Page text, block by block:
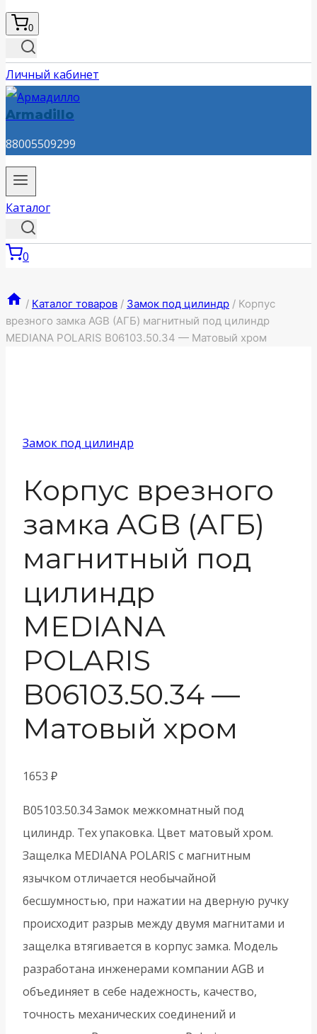
0
Личный кабинет
Armadillo
88005509299
Каталог
0
/ Каталог товаров / Замок под цилиндр / Корпус
врезного замка AGB (АГБ) магнитный под цилиндр
MEDIANA POLARIS B06103.50.34 — Матовый хром
Замок под цилиндр
Корпус врезного
замка AGB (АГБ)
магнитный под
цилиндр
MEDIANA
POLARIS
B06103.50.34 —
Матовый хром
1653 ₽
B05103.50.34 Замок межкомнатный под
цилиндр. Тех упаковка. Цвет матовый хром.
Защелка MEDIANA POLARIS с магнитным
язычком отличается необычайной
бесшумностью, при нажатии на дверную ручку
происходит разрыв между двумя магнитами и
защелка втягивается в корпус замка. Модель
разработана инженерами компании AGB и
объединяет в себе надежность, качество,
точность механических соединений и